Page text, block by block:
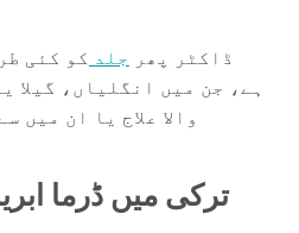
ڈاکٹر پھر جلد کو کئی
ہے، جن میں انگلیاں، گیلا
والا علاج یا ان میں
ترکی میں ڈرما